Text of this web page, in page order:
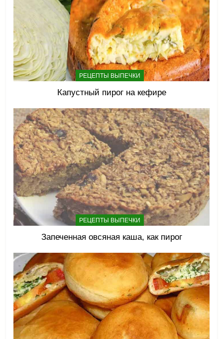
РЕЦЕПТЫ ВЫПЕЧКИ
Капустный пирог на кефире
РЕЦЕПТЫ ВЫПЕЧКИ
Запеченная овсяная каша, как пирог